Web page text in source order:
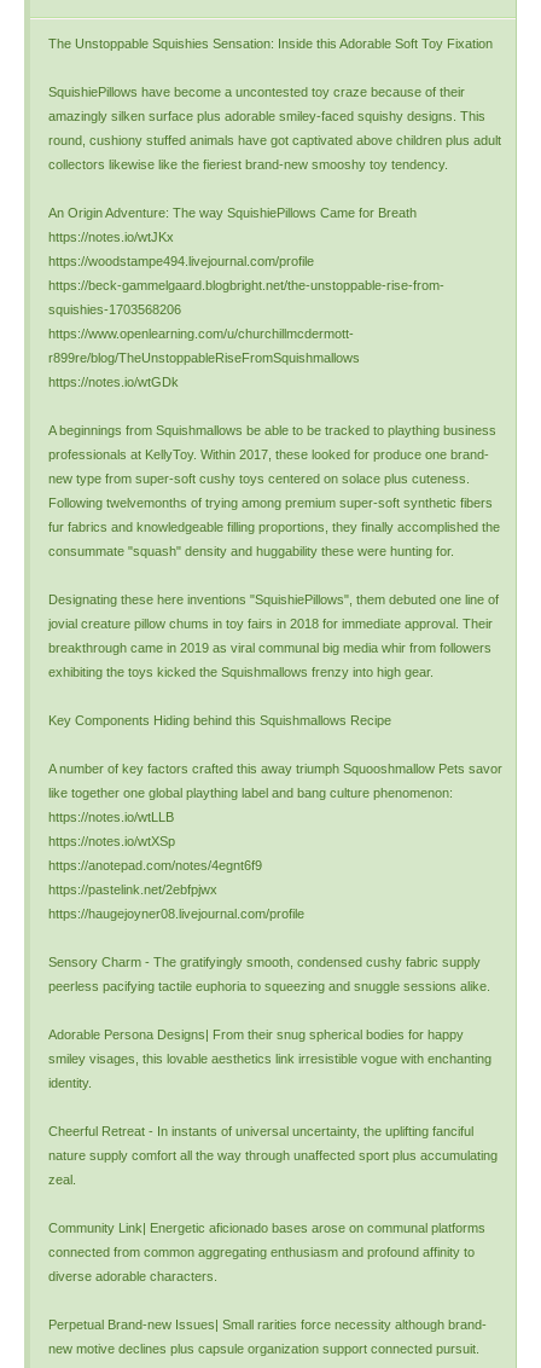
The Unstoppable Squishies Sensation: Inside this Adorable Soft Toy Fixation
SquishiePillows have become a uncontested toy craze because of their
amazingly silken surface plus adorable smiley-faced squishy designs. This
round, cushiony stuffed animals have got captivated above children plus adult
collectors likewise like the fieriest brand-new smooshy toy tendency.
An Origin Adventure: The way SquishiePillows Came for Breath
https://notes.io/wtJKx
https://woodstampe494.livejournal.com/profile
https://beck-gammelgaard.blogbright.net/the-unstoppable-rise-from-
squishies-1703568206
https://www.openlearning.com/u/churchillmcdermott-
r899re/blog/TheUnstoppableRiseFromSquishmallows
https://notes.io/wtGDk
A beginnings from Squishmallows be able to be tracked to plaything business
professionals at KellyToy. Within 2017, these looked for produce one brand-
new type from super-soft cushy toys centered on solace plus cuteness.
Following twelvemonths of trying among premium super-soft synthetic fibers
fur fabrics and knowledgeable filling proportions, they finally accomplished the
consummate "squash" density and huggability these were hunting for.
Designating these here inventions "SquishiePillows", them debuted one line of
jovial creature pillow chums in toy fairs in 2018 for immediate approval. Their
breakthrough came in 2019 as viral communal big media whir from followers
exhibiting the toys kicked the Squishmallows frenzy into high gear.
Key Components Hiding behind this Squishmallows Recipe
A number of key factors crafted this away triumph Squooshmallow Pets savor
like together one global plaything label and bang culture phenomenon:
https://notes.io/wtLLB
https://notes.io/wtXSp
https://anotepad.com/notes/4egnt6f9
https://pastelink.net/2ebfpjwx
https://haugejoyner08.livejournal.com/profile
Sensory Charm - The gratifyingly smooth, condensed cushy fabric supply
peerless pacifying tactile euphoria to squeezing and snuggle sessions alike.
Adorable Persona Designs| From their snug spherical bodies for happy
smiley visages, this lovable aesthetics link irresistible vogue with enchanting
identity.
Cheerful Retreat - In instants of universal uncertainty, the uplifting fanciful
nature supply comfort all the way through unaffected sport plus accumulating
zeal.
Community Link| Energetic aficionado bases arose on communal platforms
connected from common aggregating enthusiasm and profound affinity to
diverse adorable characters.
Perpetual Brand-new Issues| Small rarities force necessity although brand-
new motive declines plus capsule organization support connected pursuit.